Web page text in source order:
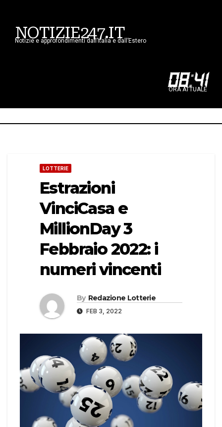
NOTIZIE247.IT
Notizie e approfondimenti dall’Italia e dall’Estero
08:41
ORA ATTUALE
LOTTERIE
Estrazioni
VinciCasa e
MillionDay 3
Febbraio 2022: i
numeri vincenti
By Redazione Lotterie
FEB 3, 2022